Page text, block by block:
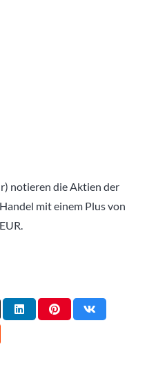
notieren die Aktien der
mit einem Plus von